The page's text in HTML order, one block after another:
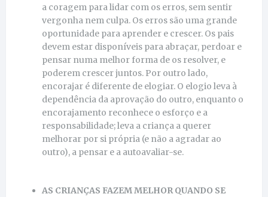
a coragem para lidar com os erros, sem sentir
vergonha nem culpa. Os erros são uma grande
oportunidade para aprender e crescer. Os pais
devem estar disponíveis para abraçar, perdoar e
pensar numa melhor forma de os resolver, e
poderem crescer juntos. Por outro lado,
encorajar é diferente de elogiar. O elogio leva à
dependência da aprovação do outro, enquanto o
encorajamento reconhece o esforço e a
responsabilidade; leva a criança a querer
melhorar por si própria (e não a agradar ao
outro), a pensar e a autoavaliar-se.
AS CRIANÇAS FAZEM MELHOR QUANDO SE